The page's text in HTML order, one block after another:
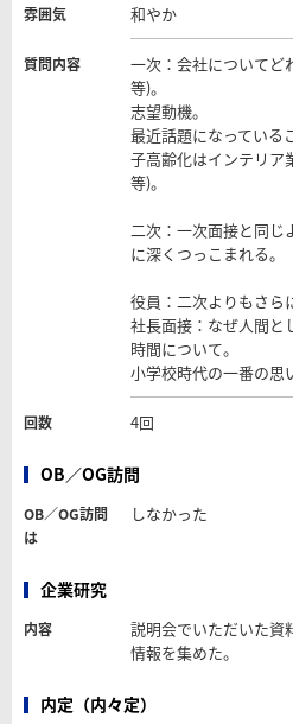
雰囲気 和やか
質問内容
一次：会社についてど
等)。
志望動機。
最近話題になっている
子高齢化はインテリア
等)。
二次：一次面接と同じ
に深くつっこまれる。
役員：二次よりもさら
社長面接：なぜ人間と
時間について。
小学校時代の一番の思
回数 4回
OB／OG訪問
OB／OG訪問
は
しなかった
企業研究
内容
説明会でいただいた資
情報を集めた。
内定（内々定）